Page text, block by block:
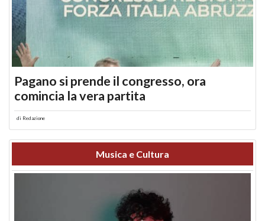
Pagano si prende il congresso, ora
comincia la vera partita
di Redazione
Musica e Cultura